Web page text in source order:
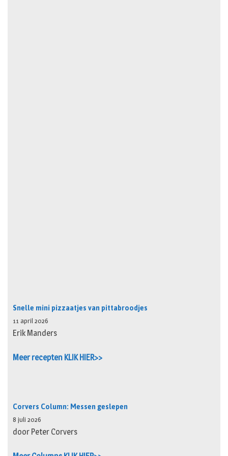
Snelle mini pizzaatjes van pittabroodjes
11 april 2026
Erik Manders
Meer recepten KLIK HIER>>
Corvers Column: Messen geslepen
8 juli 2026
door Peter Corvers